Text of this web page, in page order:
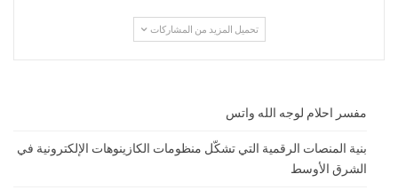
تحميل المزيد من المشاركات
مفسر احلام لوجه الله واتس
بنية المنصات الرقمية التي تشكّل منظومات الكازينوهات الإلكترونية في
الشرق الأوسط